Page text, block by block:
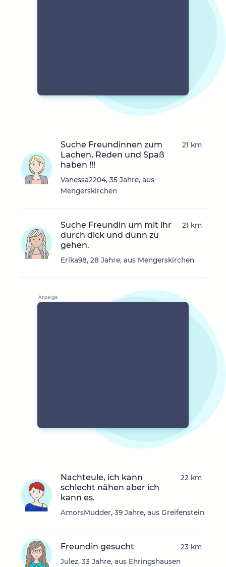
Suche Freundinnen zum
Lachen, Reden und Spaß
haben !!!
Vanessa2204, 35 Jahre, aus
Mengerskirchen
21 km
Suche Freundin um mit ihr
durch dick und dünn zu
gehen.
Erika98, 28 Jahre, aus Mengerskirchen
21 km
Nachteule, ich kann
schlecht nähen aber ich
kann es.
AmorsMudder, 39 Jahre, aus Greifenstein
22 km
Freundin gesucht
Julez, 33 Jahre, aus Ehringshausen
23 km